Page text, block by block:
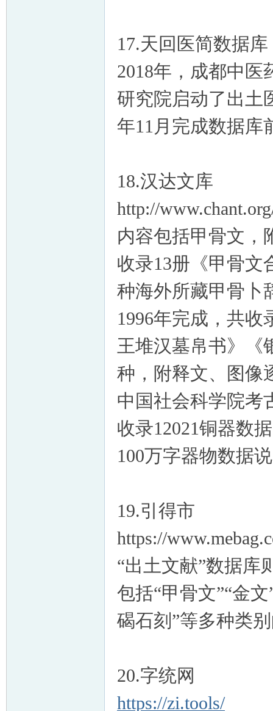
17.天回医简数据库
2018年，成都中
研究院启动了出土
年11月完成数据库
18.汉达文库
http://
内容包括甲骨文，
收录13册《甲骨文
种海外所藏甲骨卜
1996年完成，共
王堆汉墓帛书》《
种，附释文、图像
中国社会科学院考
收录12021铜器数
100万字器物数据
19.引得市
https://
“出土文献”数据库
包括“甲骨文”“金
碣石刻”等多种类
20.字统网
https://zi.tools/